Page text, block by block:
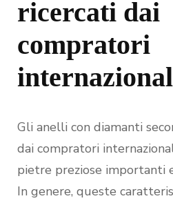
ricercati dai
compratori
Gli anelli con diamanti
dai compratori
pietre preziose importanti
In genere, queste